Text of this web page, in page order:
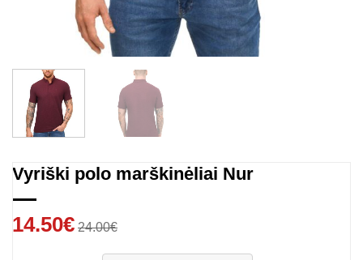
Vyriški polo marškinėliai Nur
14.50€ 24.00€